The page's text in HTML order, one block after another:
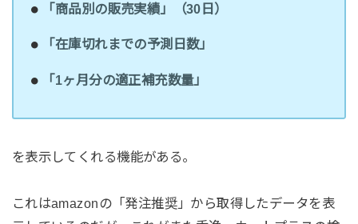
「商品別の販売実績」（30日）
「在庫切れまでの予測日数」
「1ヶ月分の適正補充数量」
を表示してくれる機能がある。
これはamazonの「発注推奨」から取得したデータを表